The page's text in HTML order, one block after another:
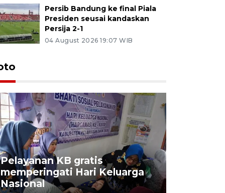
Persib Bandung ke final Piala
Presiden seusai kandaskan
Persija 2-1
04 August 2026 19:07 WIB
Pelayanan KB gratis
memperingati Hari Keluarga
Nasional